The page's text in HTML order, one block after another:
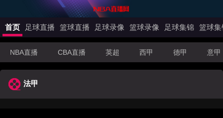
首页 足球直播 篮球直播 足球录像 篮球录像 足球集锦 篮球集
NBA直播 CBA直播 英超 西甲 德甲 意甲
法甲